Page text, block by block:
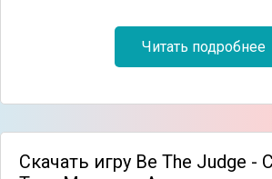
Читать подробнее
Скачать игру Be The Judge -